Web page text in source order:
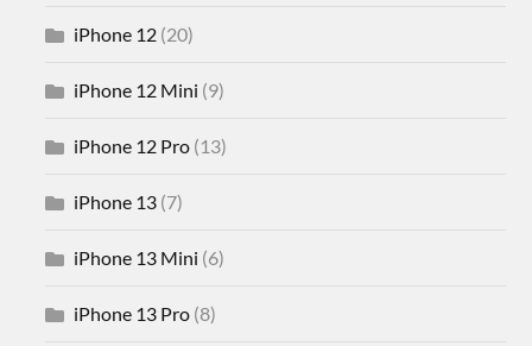
iPhone 12 (20)
iPhone 12 Mini (9)
iPhone 12 Pro (13)
iPhone 13 (7)
iPhone 13 Mini (6)
iPhone 13 Pro (8)